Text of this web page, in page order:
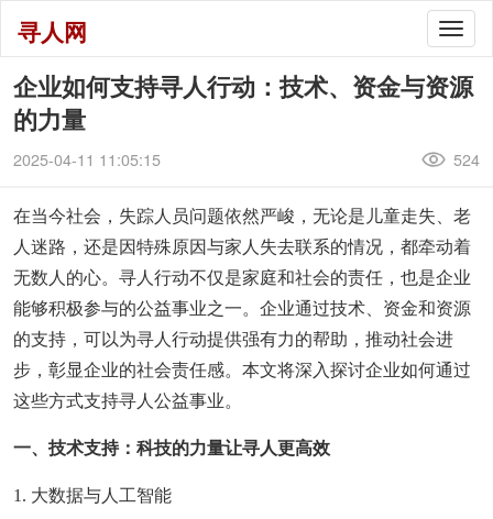
寻人网
企业如何支持寻人行动：技术、资金与资源
的力量
2025-04-11 11:05:15 524
在当今社会，失踪人员问题依然严峻，无论是儿童走失、老
人迷路，还是因特殊原因与家人失去联系的情况，都牵动着
无数人的心。寻人行动不仅是家庭和社会的责任，也是企业
能够积极参与的公益事业之一。企业通过技术、资金和资源
的支持，可以为寻人行动提供强有力的帮助，推动社会进
步，彰显企业的社会责任感。本文将深入探讨企业如何通过
这些方式支持寻人公益事业。
一、技术支持：科技的力量让寻人更高效
1. 大数据与人工智能